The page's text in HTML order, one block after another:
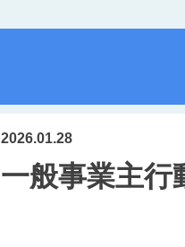
2026.01.28
一般事業主行